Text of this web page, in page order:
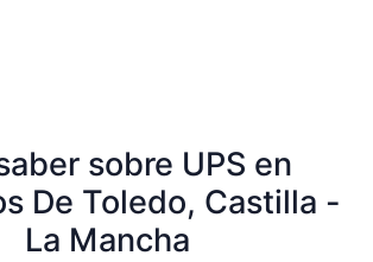
sobre UPS en
De Toledo, Castilla -
La Mancha